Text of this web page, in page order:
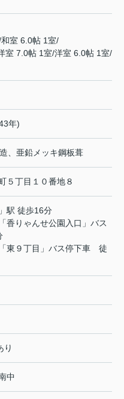
和室 6.0帖 1室/
室 7.0帖 1室/洋室 6.0帖 1室/
年)
、亜鉛メッキ鋼板葺
５丁目１０番地８
」駅 徒歩16分
香りゃんせ公園入口」バス
東９丁目」バス停下車 徒
り
中